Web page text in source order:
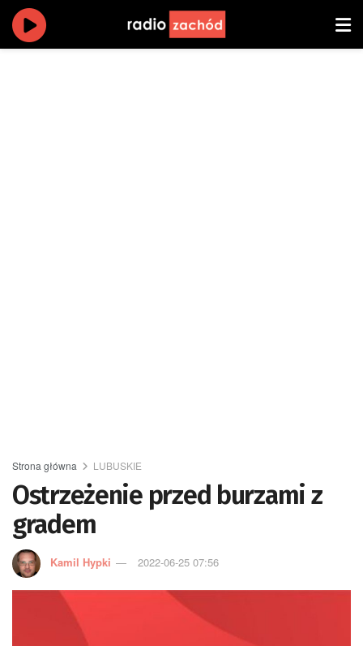
Strona główna LUBUSKIE
Ostrzeżenie przed burzami z
gradem
Kamil Hypki 2022-06-25 07:56